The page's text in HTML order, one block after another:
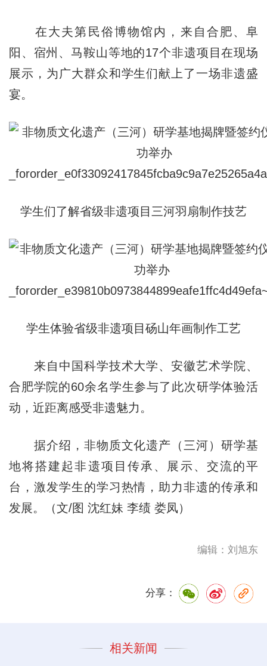
在大夫第民俗博物馆内，来自合肥、阜
阳、宿州、马鞍山等地的17个非遗项目在现场
展示，为广大群众和学生们献上了一场非遗盛
宴。
学生们了解省级非遗项目三河羽扇制作技艺
学生体验省级非遗项目砀山年画制作工艺
来自中国科学技术大学、安徽艺术学院、
合肥学院的60余名学生参与了此次研学体验活
动，近距离感受非遗魅力。
据介绍，非物质文化遗产（三河）研学基
地将搭建起非遗项目传承、展示、交流的平
台，激发学生的学习热情，助力非遗的传承和
发展。（文/图 沈红妹 李绩 娄凤）
编辑：刘旭东
分享：
相关新闻